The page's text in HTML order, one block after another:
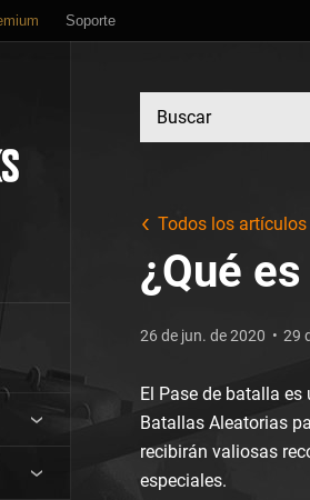
Soporte
Todos los artículos
¿Qué
26 de jun. de 2020 29
El Pase de batalla
Batallas Aleatorias
recibirán valiosas
especiales.